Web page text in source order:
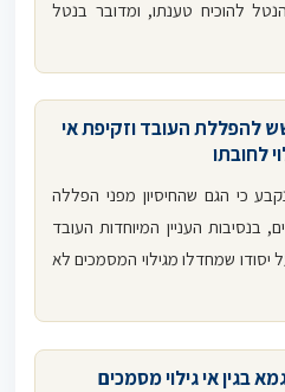
להוכיח טענתו, ומדובר בנטל
להפללת העובד וזקיפת אי
לחובתו
כי הגם שהחיסיון מפני הפללה
בנסיבות העניין המיוחדות העובד
יסודו שמחדלו מגילוי המסמכים לא
בגין אי גילוי מסמכים